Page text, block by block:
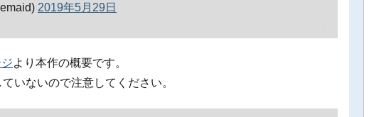
2019年5月29日
より本作の概要です。
いないので注意してください。